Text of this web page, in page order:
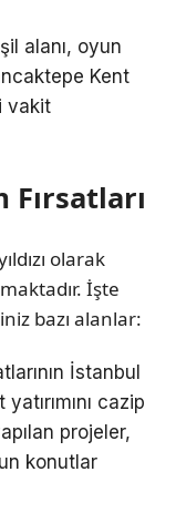
alanı, oyun
Kent
vakit
Fırsatları
olarak
İşte
bazı alanlar:
İstanbul
cazip
projeler,
konutlar